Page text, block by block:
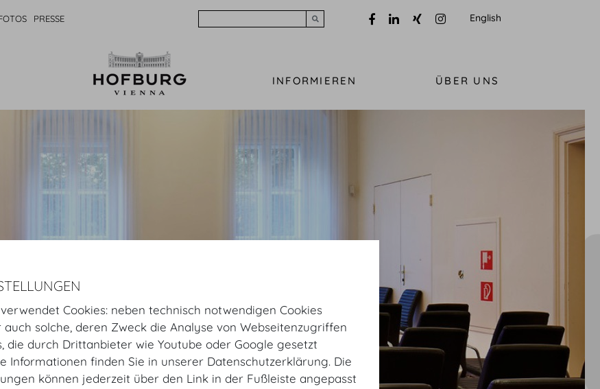
PRESSE English
INFORMIEREN ÜBER UNS
Cookies: neben technisch notwendigen Cookies
solche, deren Zweck die Analyse von Webseitenzugriffen
die durch Drittanbieter wie Youtube oder Google gesetzt
Informationen finden Sie in unserer Datenschutzerklärung. Die
können jederzeit über den Link in der Fußleiste angepasst